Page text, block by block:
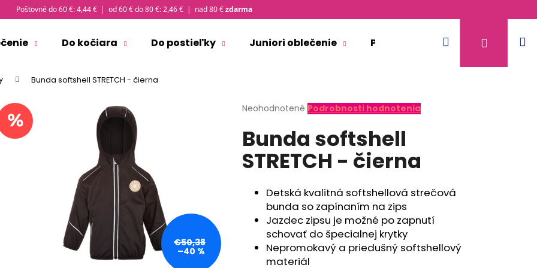
Poštovné do 60 €: 4,44 € | od 60 € do 80 €: 2,46 € | nad 80 €zdarma
Do kočiara Do postieľky Juniori oblečenie Pre dospelých Doplnkový
Hľadať
Bunda softshell STRETCH - čierna
Priemerné
produktu
je
0,0
z
hviezdičiek.
Neohodnotené Podrobnosti hodnotenia
Bunda softshell
STRETCH - čierna
Detská kvalitná softshellová strečová
bunda so zapínaním na zips
Jazdec zipsu je možné po zapnutí
schovať do špecialnej krytky
Nepromokavý a priedušný softshellový
materiál
€50,38
–40 %
Odporúčame
ČIAPKA TENKÁ PLOCHÝ ŠEV OUTLAST® - TRIČKO PÁNSKE KR TENKÉ VÝSTRIH U